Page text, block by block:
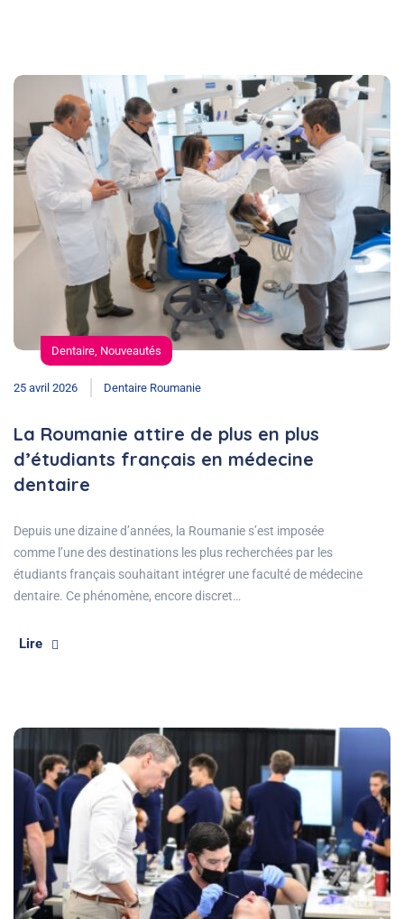
Dentaire, Nouveautés
25 avril 2026 Dentaire Roumanie
La Roumanie attire de plus en plus
d’étudiants français en médecine
dentaire
Depuis une dizaine d’années, la Roumanie s’est imposée
comme l’une des destinations les plus recherchées par les
étudiants français souhaitant intégrer une faculté de médecine
dentaire. Ce phénomène, encore discret…
Lire